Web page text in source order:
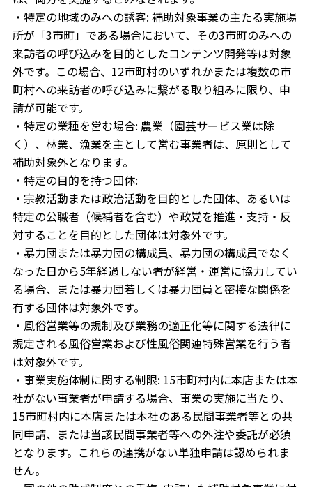
・特定の地域のみへの誘客: 補助対象事業の主たる実施場
所が「3市町」である場合において、その3市町のみへの
来訪者の呼び込みを目的としたコンテンツ開発等は対象
外です。この場合、12市町村のいずれかまたは複数の市
町村への来訪者の呼び込みに繋がる取り組みに限り、申
請が可能です。
・特定の業種を営む場合: 農業（園芸サービス業は除
く）、林業、漁業を主として営む事業者は、原則として
補助対象外となります。
・特定の目的を持つ団体:
・宗教活動または政治活動を目的とした団体、あるいは
特定の公職者（候補者を含む）や政党を推進・支持・反
対することを目的とした団体は対象外です。
・暴力団または暴力団の構成員、暴力団の構成員でなく
なった日から5年経過しない者が経営・運営に協力してい
る場合、または暴力団若しくは暴力団員と密接な関係を
有する団体は対象外です。
・風俗営業等の規制及び業務の適正化等に関する法律に
規定される風俗営業および性風俗関連特殊営業を行う者
は対象外です。
・事業実施体制に関する制限: 15市町村内に本店または本
社がない事業者が申請する場合、事業の実施に当たり、
15市町村内に本店または本社のある民間事業者等との共
同申請、または当該民間事業者等への外注や委託が必須
となります。これらの連携がない単独申請は認められま
せん。